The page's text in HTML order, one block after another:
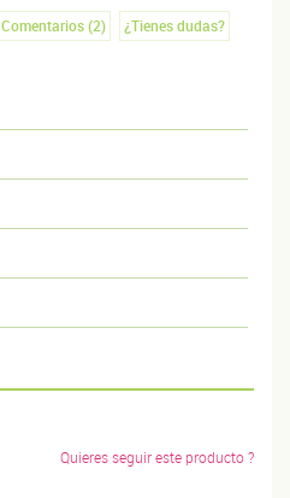
Comentarios (2)
¿Tienes dudas?
Quieres seguir este producto ?